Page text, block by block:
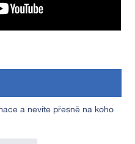
a nevíte přesně na koho